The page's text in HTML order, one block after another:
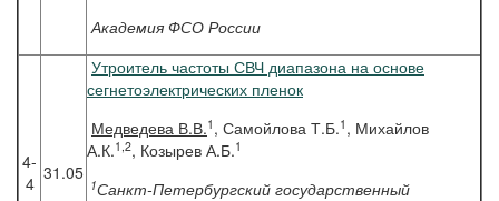
Академия ФСО России
4-
4 31.05
Утроитель частоты СВЧ диапазона на основе
сегнетоэлектрических пленок
Медведева В.В.1 , Самойлова Т.Б.1 , Михайлов
А.К.1,2, Козырев А.Б.1
1Санкт-Петербургский государственный